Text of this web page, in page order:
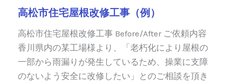
高松市住宅屋根改修工事（例）
高松市住宅屋根改修工事 Before/After ご依頼内容
香川県内の某工場様より、「老朽化により屋根の
一部から雨漏りが発生しているため、操業に支障
のないよう安全に改修したい」とのご相談を頂き